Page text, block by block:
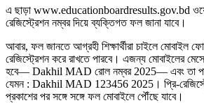
এ ছাড়া www.educationboardresults.gov.bd
রেজিস্ট্রেশন নম্বর দিয়ে ব্যক্তিগত ফল জানা যাবে।
আবার, ফল জানতে আগ্রহী শিক্ষার্থীরা চাইলে মোবাইল
রেজিস্ট্রেশন করে রাখতে পারবে। এজন্য মোবাইলের
হবে— Dakhil MAD রোল নম্বর 2025— এবং তা
যেমন : Dakhil MAD 123456 2025। প্রি-
প্রকাশের পর সঙ্গে সঙ্গে ফল মোবাইলে পৌঁছে যাবে।